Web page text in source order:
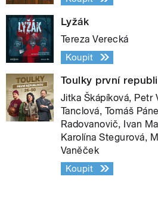
Lyžák
Tereza Verecká
Koupit
Toulky první
Jitka Škápíková, Petr
Tanclová, Tomáš
Radovanovič, Ivan
Karolína Stegurová,
Vaněček
Koupit